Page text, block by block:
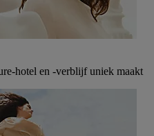
hotel en -verblijf uniek maakt